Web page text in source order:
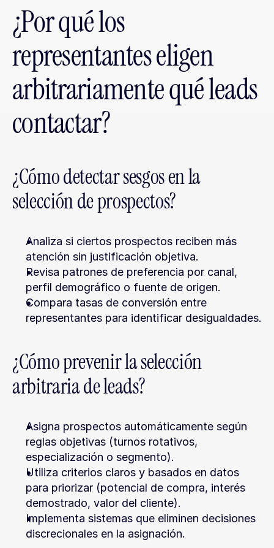
¿Por qué los
representantes eligen
arbitrariamente qué leads
contactar?
¿Cómo detectar sesgos en la
selección de prospectos?
Analiza si ciertos prospectos reciben más
atención sin justificación objetiva.
Revisa patrones de preferencia por canal,
perfil demográfico o fuente de origen.
Compara tasas de conversión entre
representantes para identificar desigualdades.
¿Cómo prevenir la selección
arbitraria de leads?
Asigna prospectos automáticamente según
reglas objetivas (turnos rotativos,
especialización o segmento).
Utiliza criterios claros y basados en datos
para priorizar (potencial de compra, interés
demostrado, valor del cliente).
Implementa sistemas que eliminen decisiones
discrecionales en la asignación.